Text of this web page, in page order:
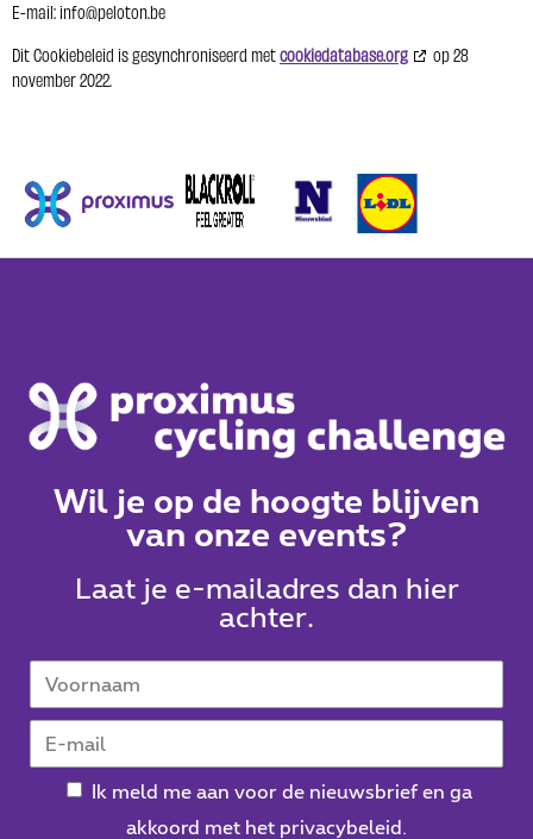
E-mail:info@peloton.be
Dit Cookiebeleid is gesynchroniseerd metcookiedatabase.org
op 28
november 2022.
Wil je op de hoogte blijven
van onze events?
Laat je e-mailadres dan hier
achter.
Ik meld me aan voor de nieuwsbrief en ga
akkoord met het privacybeleid.